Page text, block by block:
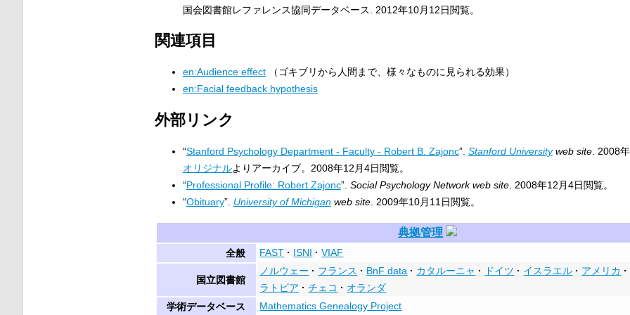
国会図書館レファレンス協同データベース. 2012年10月12日閲覧。
関連項目
en:Audience effect（ゴキブリから人間まで、様々なものに見られる効果）
en:Facial feedback hypothesis
外部リンク
“Stanford Psychology Department - Faculty - Robert B. Zajonc”. Stanford Universityweb site. 2008
オリジナルよりアーカイブ。 2008年12月4日閲覧。
“Professional Profile: Robert Zajonc”. Social Psychology Network web site. 2008年12月4日閲覧。
“Obituary”. University of Michiganweb site. 2009年10月11日閲覧。
典拠管理
全般 FAST ISNI VIAF
国立図書館
ノルウェー フランス BnF data カタルーニャ ドイツ イスラエル アメリカ
ラトビア
チェコ
オランダ
学術データベース
Mathematics Genealogy Project